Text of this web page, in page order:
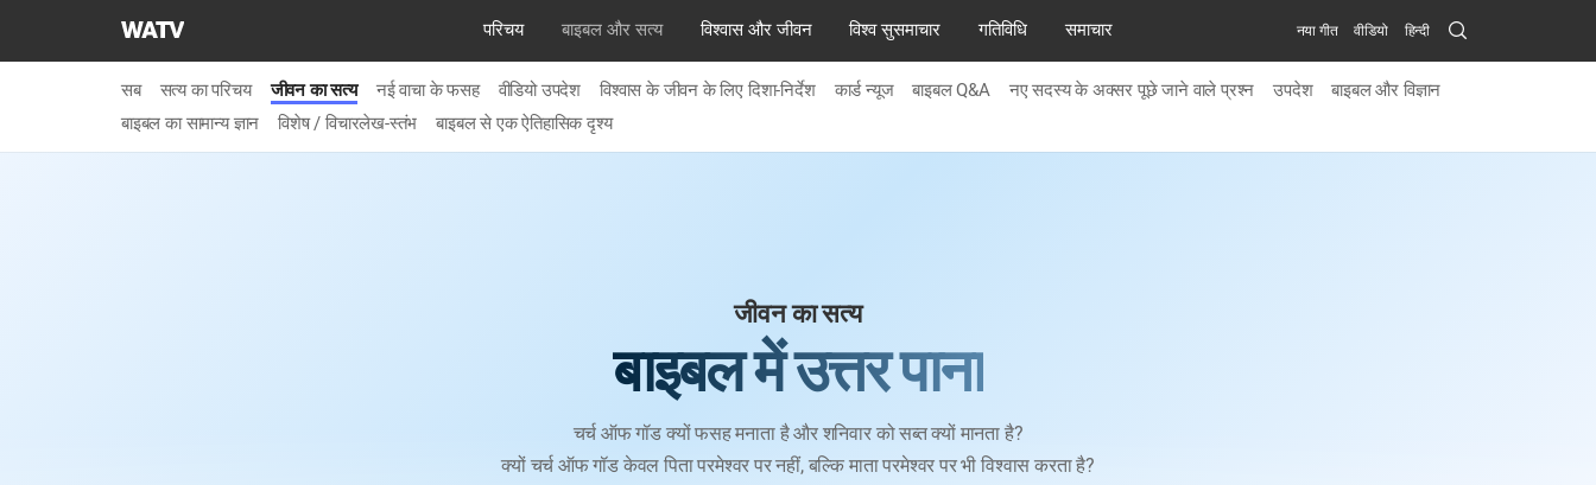
चर्च
गॉड
वर्ल्ड
परिचय बाइबल और सत्य विश्वास और जीवन विश्व सुसमाचार गतिविधि समाचार नया गीत वीडियो हिन्दी Search
Submit
सब सत्य का परिचय जीवन का सत्य नई वाचा के फसह वीडियो उपदेश विश्वास के जीवन के लिए दिशा-निर्देश कार्ड न्यूज बाइबल Q&A नए सदस्य के अक्सर पूछे जाने वाले प्रश्न उपदेश
बाइबल और विज्ञान
बाइबल का सामान्य ज्ञान
विशेष / विचारलेख-स्तंभ बाइबल से एक ऐतिहासिक दृश्य
जीवन का सत्य
बाइबल में उत्तर पाना
चर्च ऑफ गॉड क्यों फसह मनाता है और शनिवार को सब्त क्यों मानता है?
क्यों चर्च ऑफ गॉड केवल पिता परमेश्वर पर नहीं, बल्कि माता परमेश्वर पर भी विश्वास करता है?